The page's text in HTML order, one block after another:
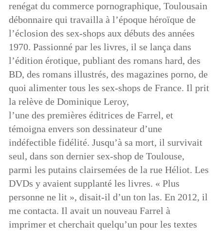
renégat du commerce pornographique, Toulousain
débonnaire qui travailla à l’époque héroïque de
l’éclosion des sex-shops aux débuts des années
1970. Passionné par les livres, il se lança dans
l’édition érotique, publiant des romans hard, des
BD, des romans illustrés, des magazines porno, de
quoi alimenter tous les sex-shops de France. Il prit
la relève de Dominique Leroy,
l’une des premières éditrices de Farrel, et
témoigna envers son dessinateur d’une
indéfectible fidélité. Jusqu’à sa mort, il survivait
seul, dans son dernier sex-shop de Toulouse,
parmi les putains clairsemées de la rue Héliot. Les
DVDs y avaient supplanté les livres. « Plus
personne ne lit », disait-il d’un ton las. En 2012, il
me contacta. Il avait un nouveau Farrel à
imprimer et cherchait quelqu’un pour les textes